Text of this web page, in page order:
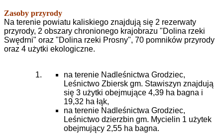
Zasoby przyrody
Na terenie powiatu kaliskiego znajdują się 2 rezerwaty
przyrody, 2 obszary chronionego krajobrazu "Dolina rzeki
Swędrni" oraz "Dolina rzeki Prosny", 70 pomników przyrody
oraz 4 użytki ekologiczne.
na terenie Nadleśnictwa Grodziec,
Leśnictwo Zbiersk gm. Stawiszyn znajdują
się 3 użytki obejmujące 4,39 ha bagna i
19,32 ha łąk,
na terenie Nadleśnictwa Grodziec,
Leśnictwo dzierzbin gm. Mycielin 1 użytek
obejmujący 2,55 ha bagna.